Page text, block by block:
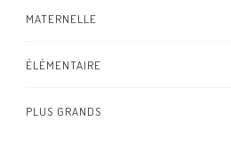
MATERNELLE
ÉLÉMENTAIRE
PLUS GRANDS